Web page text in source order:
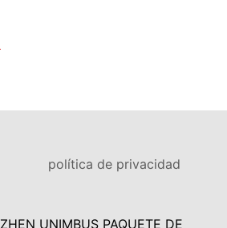
política de privacidad
UNIMBUS PAQUETE DE